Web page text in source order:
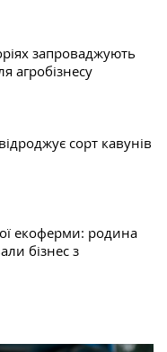
запроваджують
агробізнесу
сорт кавунів
екоферми: родина
бізнес з